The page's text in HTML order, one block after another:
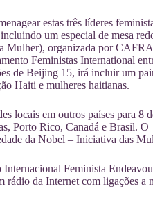
estas três líderes
um especial de mesa
Mulher), organizada por
Feministas International
de Beijing 15, irá incluir um
Haiti e mulheres haitianas.
locais em outros países para 8
Porto Rico, Canadá e Brasil.
da Nobel – Iniciativa das
Internacional Feminista
rádio da Internet com ligações a